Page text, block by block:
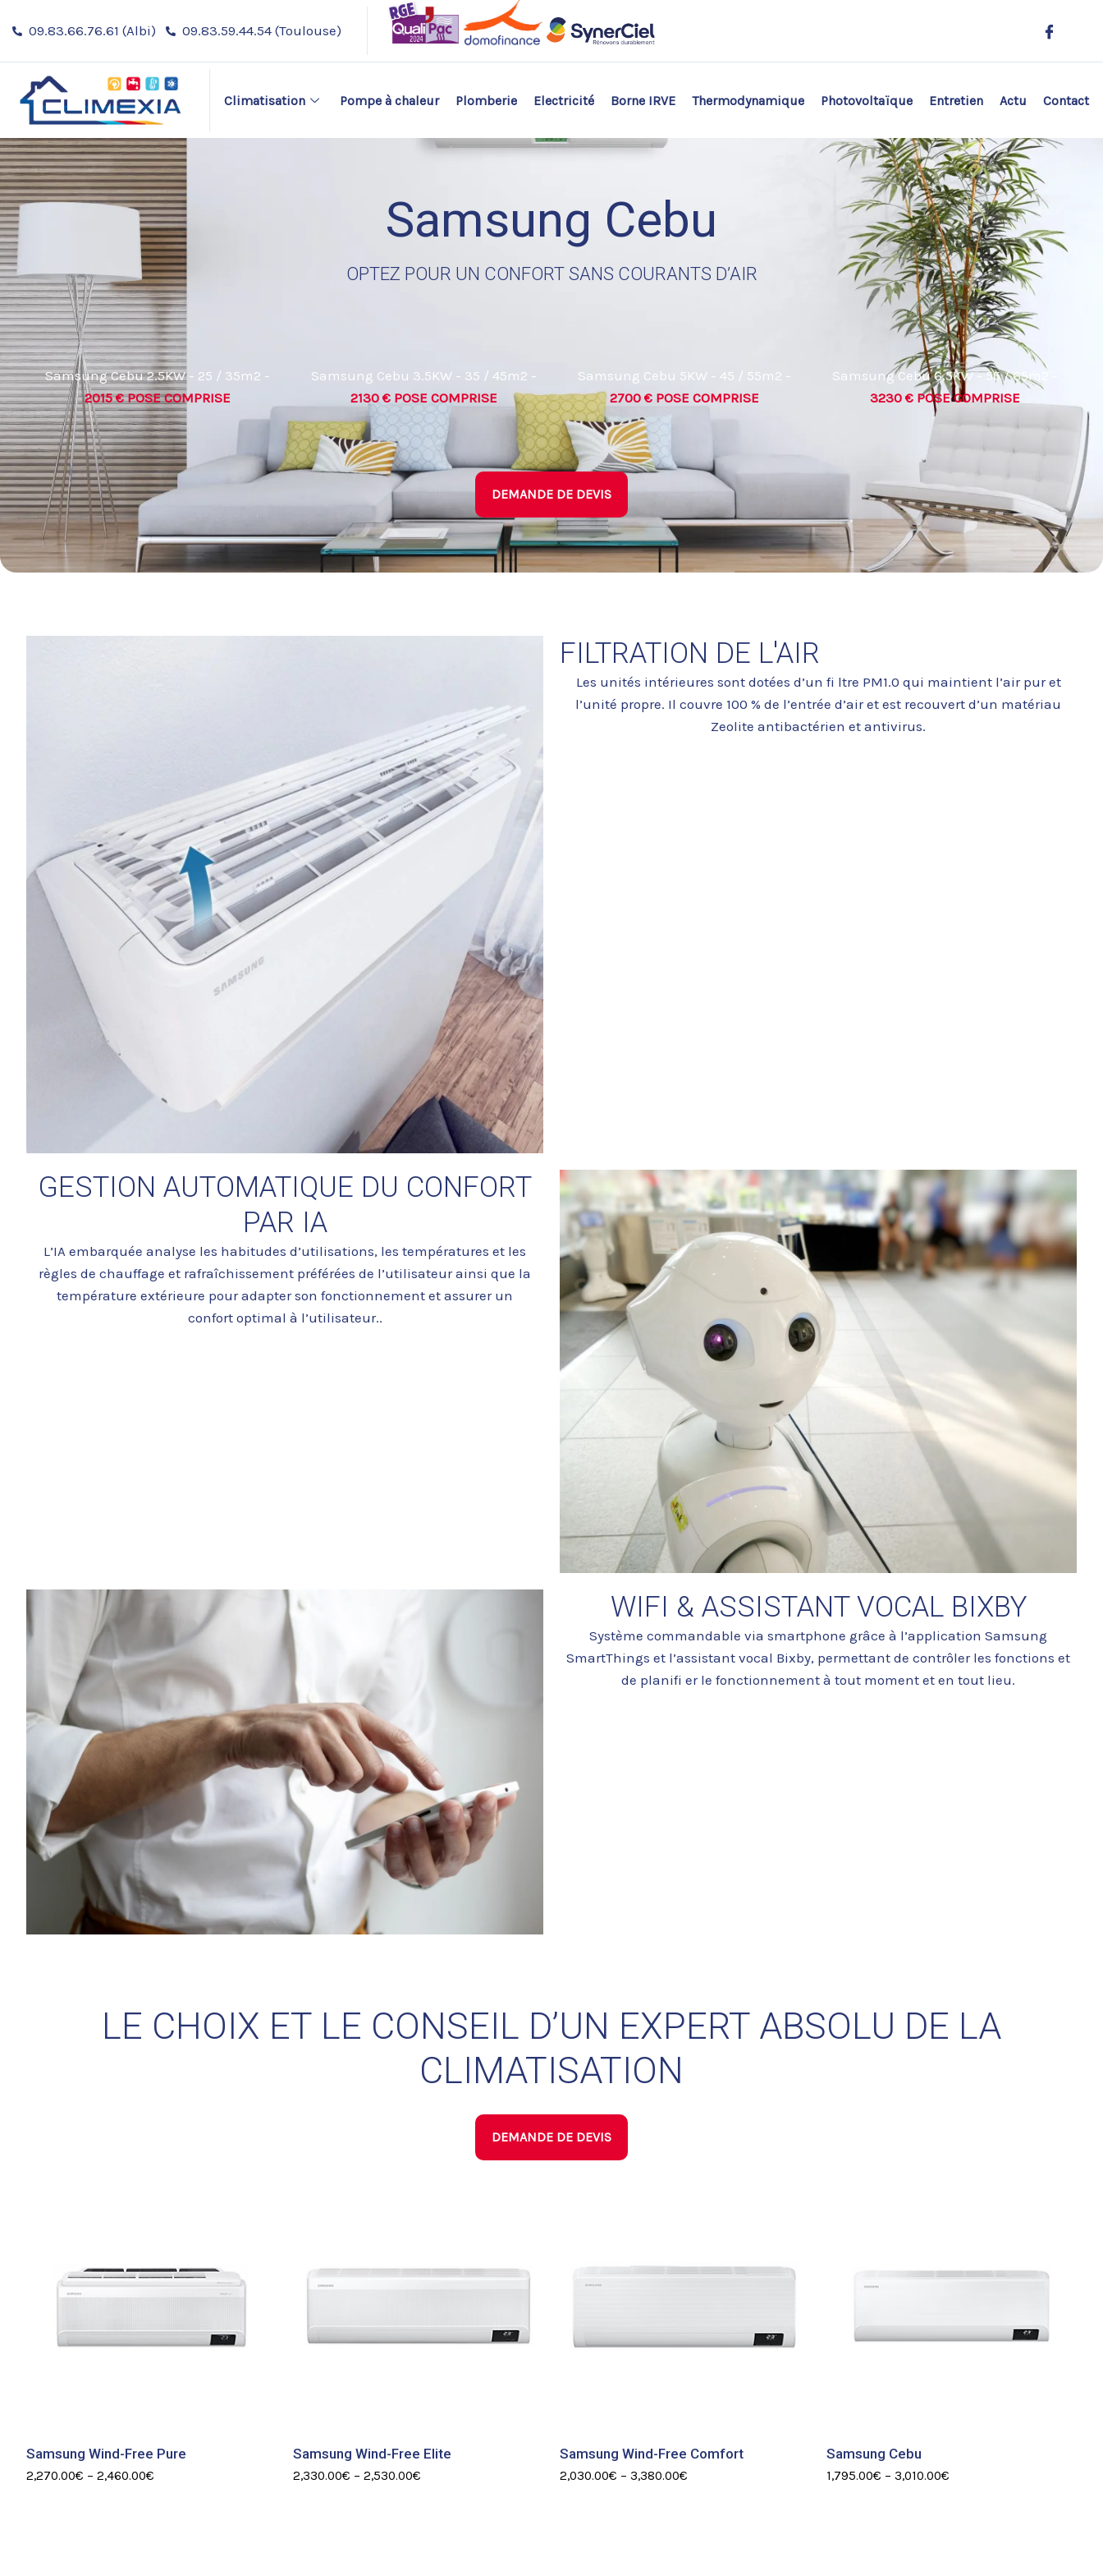
au
09.83.66.76.61 (Albi) 09.83.59.44.54 (Toulouse)
Climatisation Pompe à chaleur Plomberie Electricité Borne IRVE Thermodynamique Photovoltaïque Entretien Actu Contact
Samsung Cebu
OPTEZ POUR UN CONFORT SANS COURANTS D’AIR
Samsung Cebu 2.5KW - 25 / 35m2 -
2015 € POSE COMPRISE
Samsung Cebu 3.5KW - 35 / 45m2 -
2130 € POSE COMPRISE
Samsung Cebu 5KW - 45 / 55m2 -
2700 € POSE COMPRISE
Samsung Cebu 6.5KW - 55 / 65m2 -
3230 € POSE COMPRISE
DEMANDE DE DEVIS
FILTRATION DE L'AIR
Les unités intérieures sont dotées d’un fi ltre PM1.0 qui maintient l’air pur et
l’unité propre. Il couvre 100 % de l’entrée d’air et est recouvert d’un matériau
Zeolite antibactérien et antivirus.
GESTION AUTOMATIQUE DU CONFORT
PAR IA
L’IA embarquée analyse les habitudes d’utilisations, les températures et les
règles de chauffage et rafraîchissement préférées de l’utilisateur ainsi que la
température extérieure pour adapter son fonctionnement et assurer un
confort optimal à l’utilisateur..
WIFI & ASSISTANT VOCAL BIXBY
Système commandable via smartphone grâce à l’application Samsung
SmartThings et l’assistant vocal Bixby, permettant de contrôler les fonctions et
de planifi er le fonctionnement à tout moment et en tout lieu.
LE CHOIX ET LE CONSEIL D’UN EXPERT ABSOLU DE LA
CLIMATISATION
DEMANDE DE DEVIS
Samsung Wind-Free Pure
2,270.00€ – 2,460.00€
Samsung Wind-Free Elite
2,330.00€ – 2,530.00€
Samsung Wind-Free Comfort
2,030.00€ – 3,380.00€
Samsung Cebu
1,795.00€ – 3,010.00€